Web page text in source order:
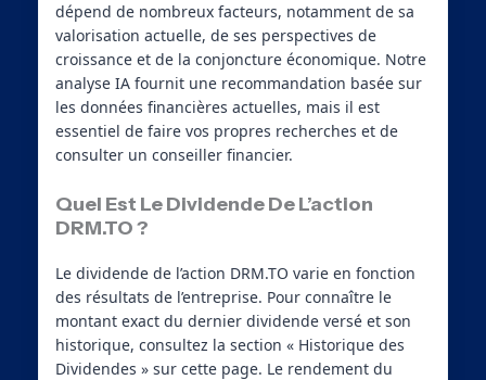
dépend de nombreux facteurs, notamment de sa
valorisation actuelle, de ses perspectives de
croissance et de la conjoncture économique. Notre
analyse IA fournit une recommandation basée sur
les données financières actuelles, mais il est
essentiel de faire vos propres recherches et de
consulter un conseiller financier.
Quel Est Le Dividende De L’action
DRM.TO ?
Le dividende de l’action DRM.TO varie en fonction
des résultats de l’entreprise. Pour connaître le
montant exact du dernier dividende versé et son
historique, consultez la section « Historique des
Dividendes » sur cette page. Le rendement du